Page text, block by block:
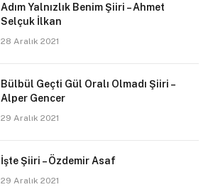
Adım Yalnızlık Benim Şiiri – Ahmet
Selçuk İlkan
28 Aralık 2021
Bülbül Geçti Gül Oralı Olmadı Şiiri –
Alper Gencer
29 Aralık 2021
İşte Şiiri – Özdemir Asaf
29 Aralık 2021